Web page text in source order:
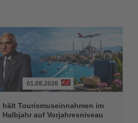
01.08.2026
hält Tourismuseinnahmen im
Halbjahr auf Vorjahresniveau